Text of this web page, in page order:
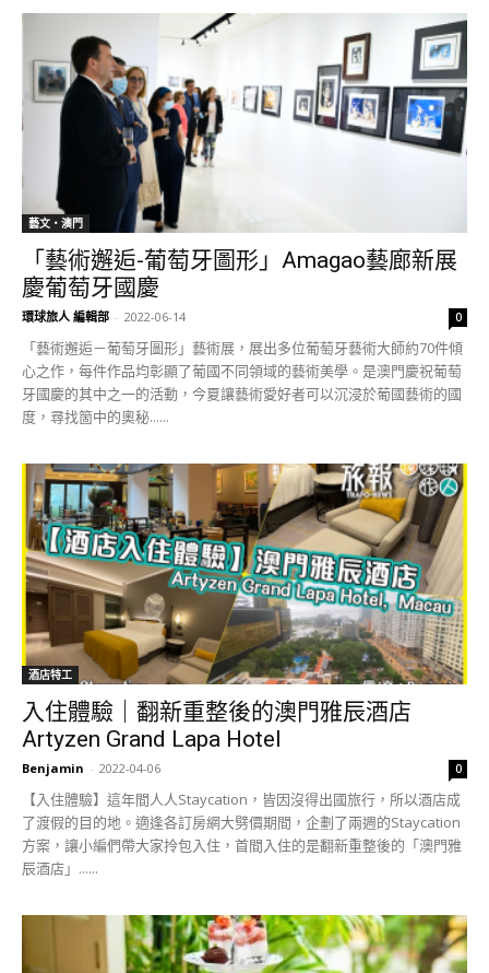
藝文‧澳門
「藝術邂逅-葡萄牙圖形」Amagao藝廊新展
慶葡萄牙國慶
環球旅人 編輯部 - 2022-06-14 0
「藝術邂逅－葡萄牙圖形」藝術展，展出多位葡萄牙藝術大師約70件傾
心之作，每件作品均彰顯了葡國不同領域的藝術美學。是澳門慶祝葡萄
牙國慶的其中之一的活動，今夏讓藝術愛好者可以沉浸於葡國藝術的國
度，尋找箇中的奧秘......
酒店特工
入住體驗｜翻新重整後的澳門雅辰酒店
Artyzen Grand Lapa Hotel
Benjamin - 2022-04-06 0
【入住體驗】這年間人人Staycation，皆因沒得出國旅行，所以酒店成
了渡假的目的地。適逢各訂房網大劈價期間，企劃了兩週的Staycation
方案，讓小編們帶大家拎包入住，首間入住的是翻新重整後的「澳門雅
辰酒店」......